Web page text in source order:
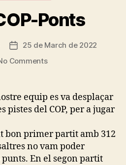
Ponts
Post
date
25 de March de 2022
Commentson
Ponts
equip es va desplaçar
pistes del COP, per a jugar
bon primer partit amb 312
no vam poder
En el segon partit